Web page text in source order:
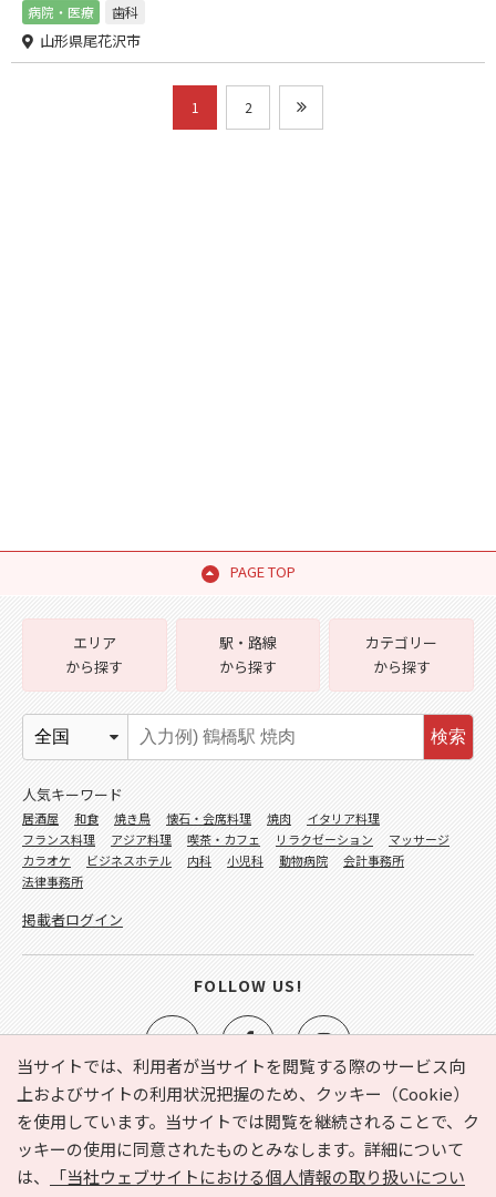
病院・医療 歯科
山形県尾花沢市
1 2
PAGE TOP
当サイトでは、利用者が当サイトを閲覧する際のサービス向
上およびサイトの利用状況把握のため、クッキー（Cookie）
を使用しています。当サイトでは閲覧を継続されることで、ク
ッキーの使用に同意されたものとみなします。詳細について
は、
「当社ウェブサイトにおける個人情報の取り扱いについ
e-NAVITA（イーナビタ）とは？ お気に入り
ヘルプ
利用規約
個人情報の取り扱いについて
運営会社
サイトマップ
広告掲載に関するお問い合わせ
エリア
から探す
駅・路線
から探す
カテゴリー
から探す
検索
人気キーワード
居酒屋 和食 焼き鳥 懐石・会席料理 焼肉
イタリア料理
フランス料理
アジア料理 喫茶・カフェ リラクゼーション
マッサージ
カラオケ
ビジネスホテル 内科 小児科 動物病院
会計事務所
法律事務所
掲載者ログイン
FOLLOW US!